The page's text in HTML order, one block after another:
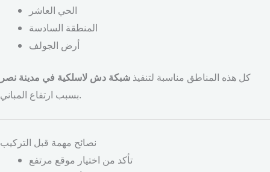
الحي العاشر
المنطقة السادسة
أرض الجولف
كل هذه المناطق مناسبة لتنفيذ شبكة دش لاسلكية في مدينة نصر
بسبب ارتفاع المباني.
نصائح مهمة قبل التركيب
تأكد من اختيار موقع مرتفع